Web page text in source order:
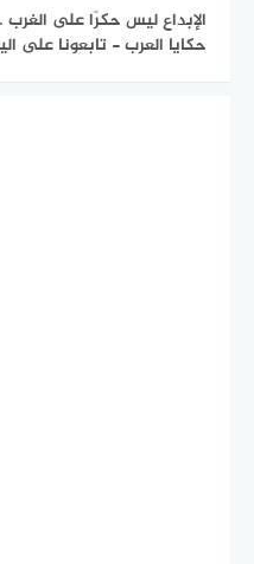
الإبداع ليس حكرًا على
حكايا العرب - تابعونا على